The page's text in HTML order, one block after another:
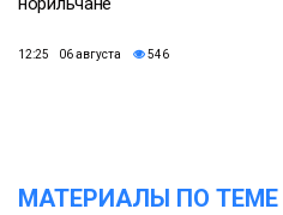
12:25 06 августа 546
МАТЕРИАЛЫ ПО ТЕМЕ